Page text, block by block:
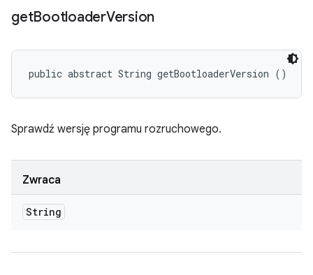
getBootloaderVersion
public abstract String getBootloaderVersion ()
Sprawdź wersję programu rozruchowego.
Zwraca
String